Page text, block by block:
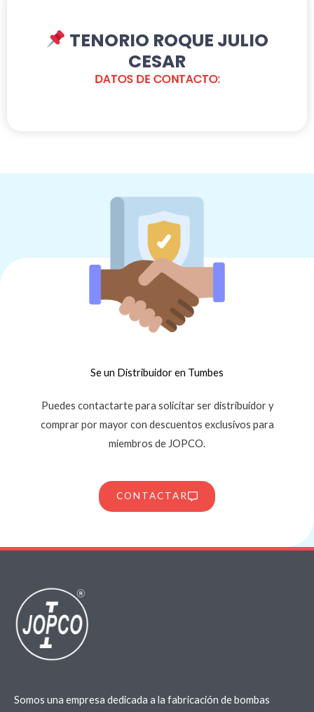
TENORIO ROQUE JULIO
CESAR
DATOS DE CONTACTO:
Se un Distribuidor en Tumbes
Puedes contactarte para solicitar ser distribuidor y
comprar por mayor con descuentos exclusivos para
miembros de JOPCO.
CONTACTAR
Somos una empresa dedicada a la fabricación de bombas